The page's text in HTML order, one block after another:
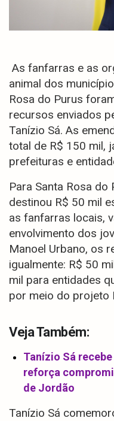
As fanfarras e as
animal dos
Rosa do Purus
recursos enviados
Tanízio Sá. As
total de R$ 150 mil,
prefeituras e
Para Santa Rosa do
destinou R$ 50 mil
as fanfarras locais,
envolvimento dos
Manoel Urbano, os
igualmente: R$ 50
mil para entidades
por meio do projeto
Veja Também:
Tanízio Sá
reforça
de Jordão
Tanízio Sá